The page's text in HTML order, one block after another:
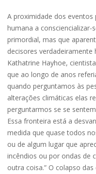
A proximidade dos
humana a consciencializar-
primordial, mas que
decisores
Kathatrine Hayhoe,
que ao longo de anos
quando perguntamos às
alterações climáticas elas
perguntarmos se se
Essa fronteira está a
medida que quase todos
ou de algum lugar que
incêndios ou por ondas de
outra coisa.” O colapso